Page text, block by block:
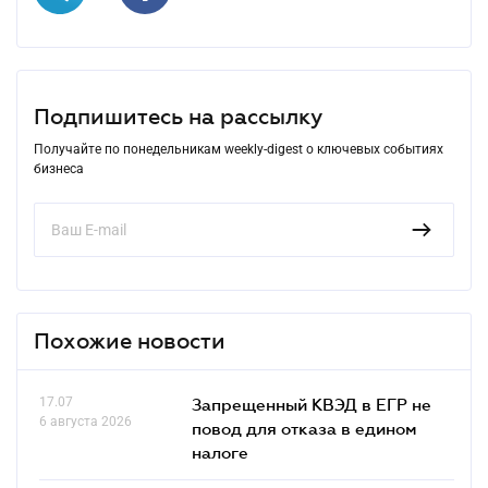
Подпишитесь на рассылку
Получайте по понедельникам weekly-digest о ключевых событиях
бизнеса
Похожие новости
17.07
6 августа 2026
Запрещенный КВЭД в ЕГР не
повод для отказа в едином
налоге